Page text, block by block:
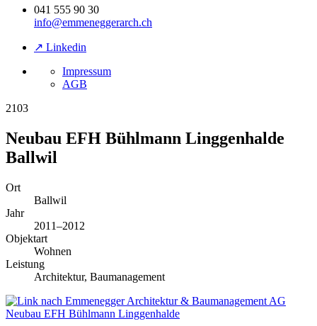
041 555 90 30
info@emmeneggerarch.ch
↗ Linkedin
Impressum
AGB
2103
Neubau EFH Bühlmann Linggenhalde
Ballwil
Ort
Ballwil
Jahr
2011–2012
Objektart
Wohnen
Leistung
Architektur, Baumanagement
Neubau EFH Bühlmann Linggenhalde